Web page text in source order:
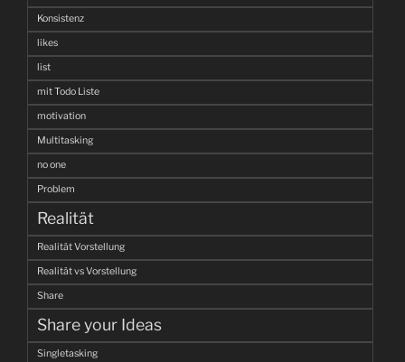
Konsistenz
likes
list
mit Todo Liste
motivation
Multitasking
no one
Problem
Realität
Realität Vorstellung
Realität vs Vorstellung
Share
Share your Ideas
Singletasking